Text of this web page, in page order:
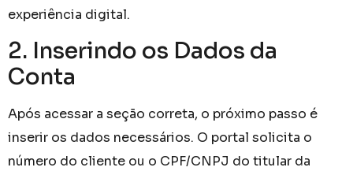
experiência digital.
2. Inserindo os Dados da
Conta
Após acessar a seção correta, o próximo passo é
inserir os dados necessários. O portal solicita o
número do cliente ou o CPF/CNPJ do titular da